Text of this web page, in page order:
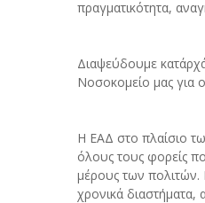
πραγματικότητα,
Διαψεύδουμε
Νοσοκομείο μας για
Η ΕΑΔ στο πλαίσιο
όλους τους φορείς
μέρους των πολιτών.
χρονικά